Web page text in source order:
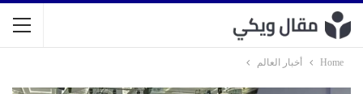
Home أخبار العالم